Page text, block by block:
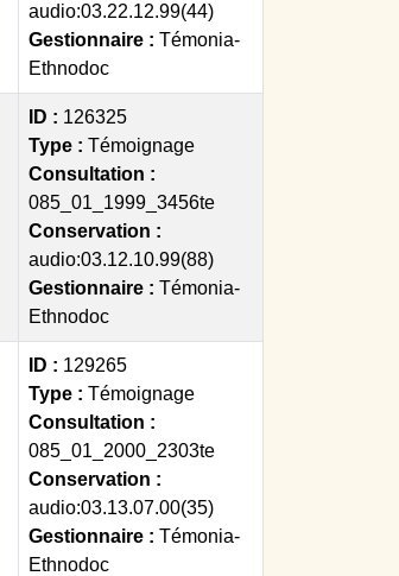
audio:03.22.12.99(44)
Gestionnaire : Témonia-
Ethnodoc
ID : 126325
Type : Témoignage
Consultation :
085_01_1999_3456te
Conservation :
audio:03.12.10.99(88)
Gestionnaire : Témonia-
Ethnodoc
ID : 129265
Type : Témoignage
Consultation :
085_01_2000_2303te
Conservation :
audio:03.13.07.00(35)
Gestionnaire : Témonia-
Ethnodoc